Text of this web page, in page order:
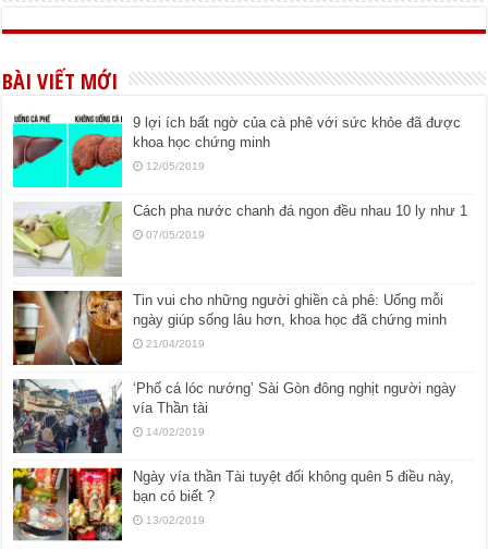
BÀI VIẾT MỚI
9 lợi ích bất ngờ của cà phê với sức khỏe đã được
khoa học chứng minh
12/05/2019
Cách pha nước chanh đá ngon đều nhau 10 ly như 1
07/05/2019
Tin vui cho những người ghiền cà phê: Uống mỗi
ngày giúp sống lâu hơn, khoa học đã chứng minh
21/04/2019
‘Phố cá lóc nướng’ Sài Gòn đông nghịt người ngày
vía Thần tài
14/02/2019
Ngày vía thần Tài tuyệt đối không quên 5 điều này,
bạn có biết ?
13/02/2019